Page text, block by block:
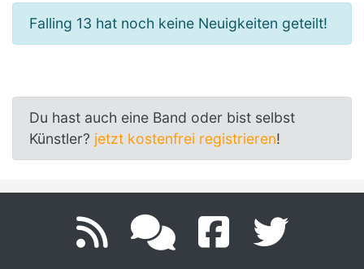
Falling 13 hat noch keine Neuigkeiten geteilt!
Du hast auch eine Band oder bist selbst
Künstler? jetzt kostenfrei registrieren!